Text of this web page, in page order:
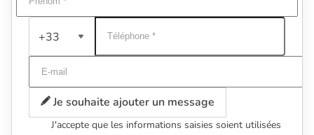
+33
Je souhaite ajouter un message
J'accepte que les informations saisies soient utilisées